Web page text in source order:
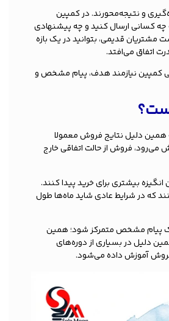
و نتیجه‌محورند. در کمپین
چه کسانی ارسال کنید و چه پیشنهادی
قدیمی، بتوانید در یک بازه
اتفاق می‌افتد.
کمپین نیازمند هدف، پیام مشخص و
دلیل نتایج فروش معمولا
می‌رود، فروش از حالت اتفاقی خارج
بیشتری برای خرید پیدا کنند.
که در شرایط عادی شاید ماه‌ها طول
یک پیام مشخص متمرکز شود؛ همین
دلیل در بسیاری از دوره‌های
آموزش داده می‌شود.